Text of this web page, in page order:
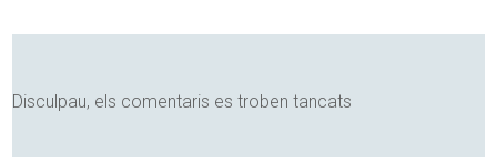
Disculpau, els comentaris es troben tancats